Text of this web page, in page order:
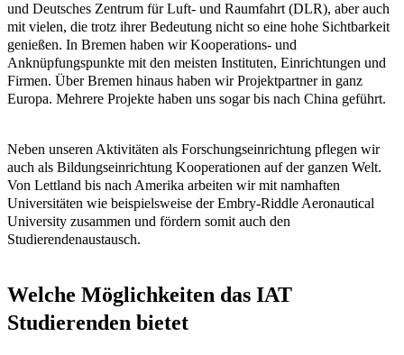
und Deutsches Zentrum für Luft- und Raumfahrt (DLR), aber auch
mit vielen, die trotz ihrer Bedeutung nicht so eine hohe Sichtbarkeit
genießen. In Bremen haben wir Kooperations- und
Anknüpfungspunkte mit den meisten Instituten, Einrichtungen und
Firmen. Über Bremen hinaus haben wir Projektpartner in ganz
Europa. Mehrere Projekte haben uns sogar bis nach China geführt.
Neben unseren Aktivitäten als Forschungseinrichtung pflegen wir
auch als Bildungseinrichtung Kooperationen auf der ganzen Welt.
Von Lettland bis nach Amerika arbeiten wir mit namhaften
Universitäten wie beispielsweise der Embry-Riddle Aeronautical
University zusammen und fördern somit auch den
Studierendenaustausch.
Welche Möglichkeiten das IAT
Studierenden bietet